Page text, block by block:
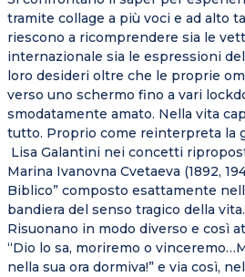
tramite collage a più voci e ad alto
riescono a ricomprendere sia le
internazionale sia le espressioni
loro desideri oltre che le proprie
verso uno schermo fino a vari
smodatamente amato. Nella vita
tutto. Proprio come reinterpreta la
Lisa Galantini nei concetti
Marina Ivanovna Cvetaeva (1892,
Biblico” composto esattamente
bandiera del senso tragico della vita.
Risuonano in modo diverso e così
“Dio lo sa, moriremo o
nella sua ora dormiva!” e via così,